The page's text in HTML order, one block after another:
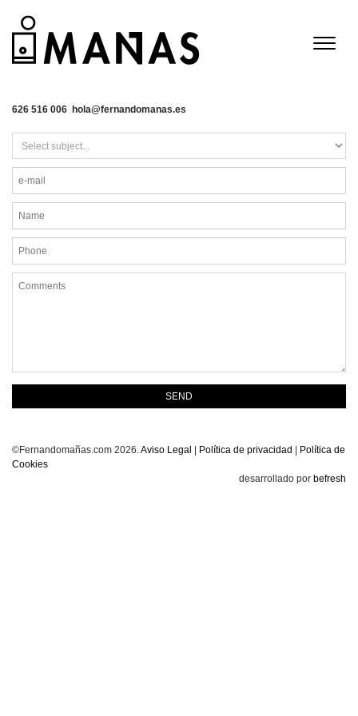
626 516 006 hola@fernandomanas.es
©Fernandomañas.com 2026.Aviso Legal Política de privacidad
Política de
Cookies
desarrollado por befresh